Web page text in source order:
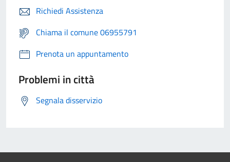
Richiedi Assistenza
Chiama il comune 06955791
Prenota un appuntamento
Problemi in città
Segnala disservizio